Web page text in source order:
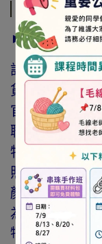
商品介紹
► 注意事項
訂購前請詳閱
貨需知」，謝
官網與門市同
聯繫。
特價商品，會
照片因拍攝光
顏色與網路呈
為準。
特價品、客訂商